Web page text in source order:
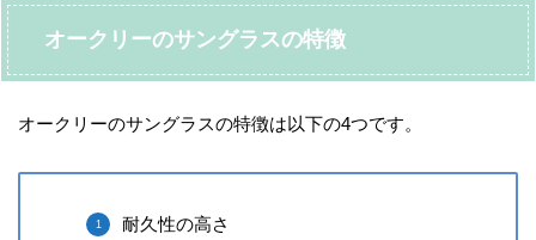
オークリーのサングラスの特徴
オークリーのサングラスの特徴は以下の4つです。
耐久性の高さ